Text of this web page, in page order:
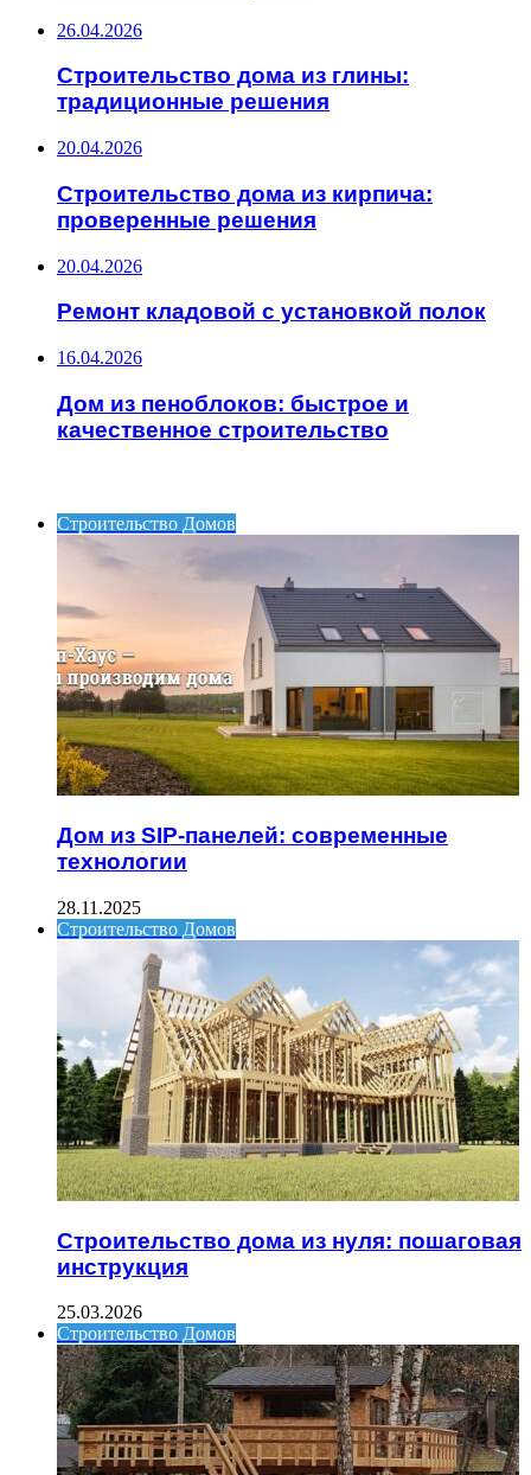
26.04.2026
Строительство дома из глины:
традиционные решения
20.04.2026
Строительство дома из кирпича:
проверенные решения
20.04.2026
Ремонт кладовой с установкой полок
16.04.2026
Дом из пеноблоков: быстрое и
качественное строительство
Строительство Домов
Дом из SIP-панелей: современные
технологии
28.11.2025
Строительство Домов
Строительство дома из нуля: пошаговая
инструкция
25.03.2026
Строительство Домов